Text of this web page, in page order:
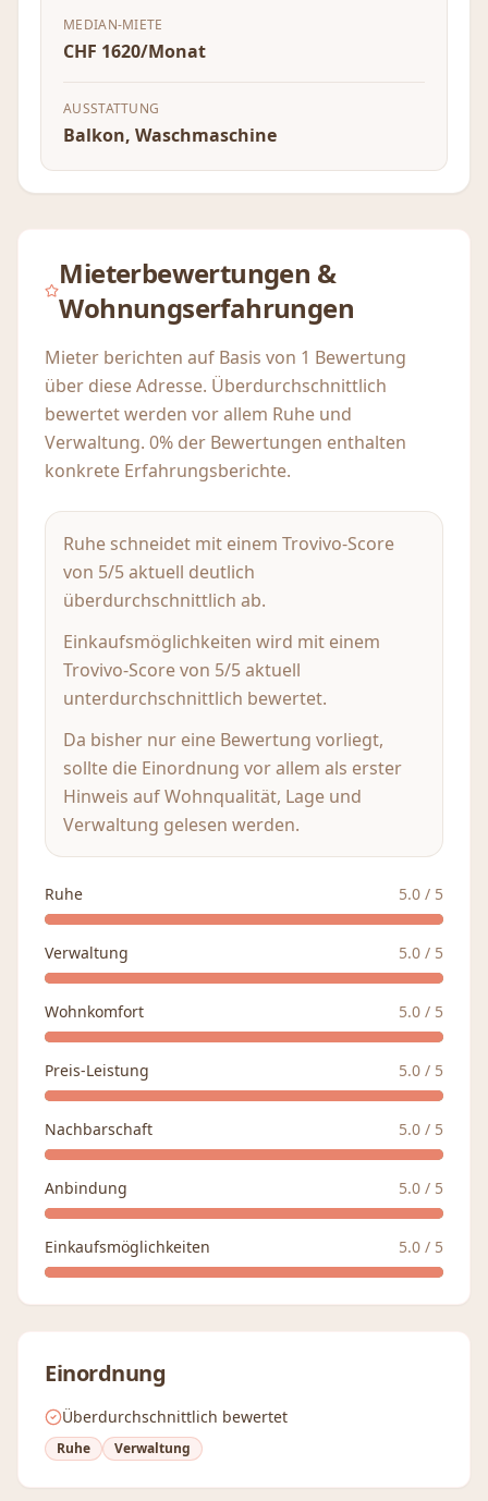
MEDIAN-MIETE
CHF 1620/Monat
AUSSTATTUNG
Balkon, Waschmaschine
Mieterbewertungen &
Wohnungserfahrungen
Mieter berichten auf Basis von 1 Bewertung
über diese Adresse. Überdurchschnittlich
bewertet werden vor allem Ruhe und
Verwaltung. 0% der Bewertungen enthalten
konkrete Erfahrungsberichte.
Ruhe schneidet mit einem Trovivo-Score
von 5/5 aktuell deutlich
überdurchschnittlich ab.
Einkaufsmöglichkeiten wird mit einem
Trovivo-Score von 5/5 aktuell
unterdurchschnittlich bewertet.
Da bisher nur eine Bewertung vorliegt,
sollte die Einordnung vor allem als erster
Hinweis auf Wohnqualität, Lage und
Verwaltung gelesen werden.
Ruhe 5.0 / 5
Verwaltung 5.0 / 5
Wohnkomfort 5.0 / 5
Preis-Leistung 5.0 / 5
Nachbarschaft 5.0 / 5
Anbindung 5.0 / 5
Einkaufsmöglichkeiten 5.0 / 5
Einordnung
Überdurchschnittlich bewertet
Ruhe Verwaltung